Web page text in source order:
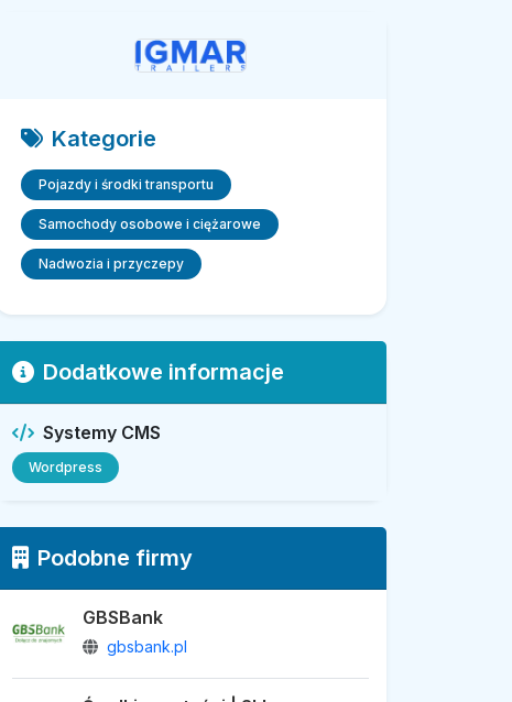
Kategorie
Pojazdy i środki transportu
Samochody osobowe i ciężarowe
Nadwozia i przyczepy
Dodatkowe informacje
Systemy CMS
Wordpress
Podobne firmy
GBSBank
gbsbank.pl